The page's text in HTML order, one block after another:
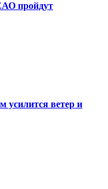
пройдут
усилится ветер и